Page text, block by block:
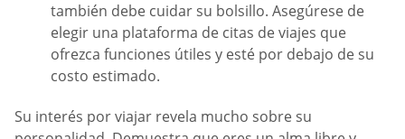
también debe cuidar su bolsillo. Asegúrese de
elegir una plataforma de citas de viajes que
ofrezca funciones útiles y esté por debajo de su
costo estimado.
Su interés por viajar revela mucho sobre su